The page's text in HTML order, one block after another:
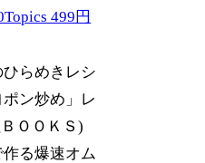
499円
ひらめきレシ
ン炒め」レ
ＯＯＫＳ)
る爆速オム